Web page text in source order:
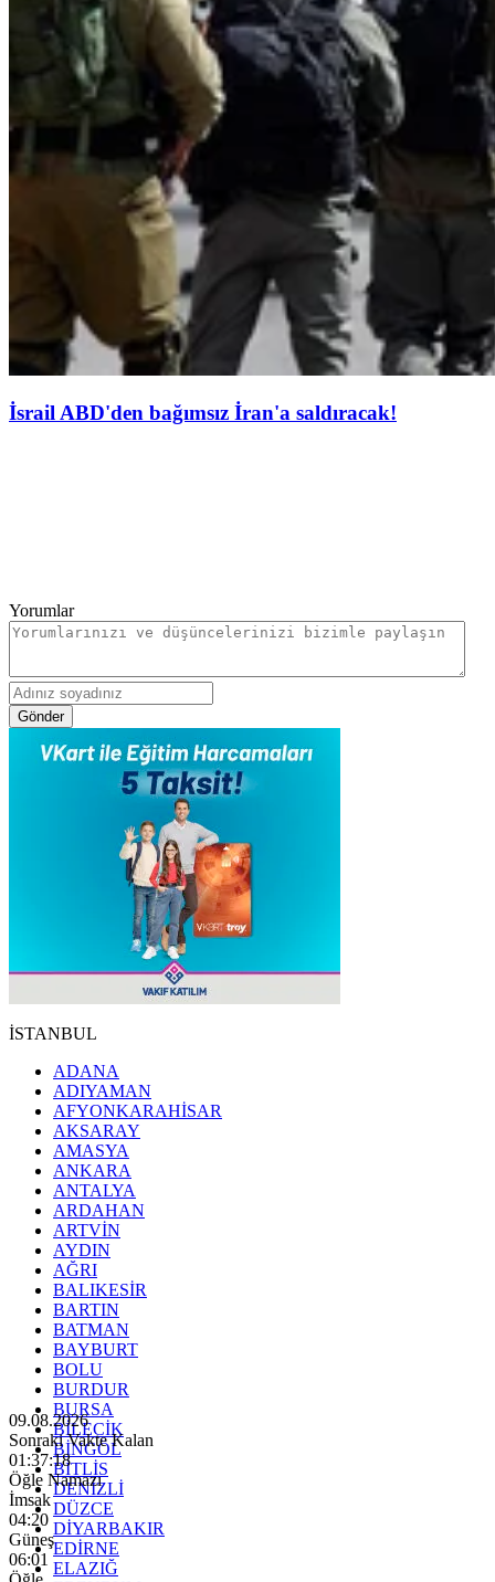
İsrail ABD'den bağımsız İran'a saldıracak!
Yorumlar
Gönder
İSTANBUL
ADANA
ADIYAMAN
AFYONKARAHİSAR
AKSARAY
AMASYA
ANKARA
ANTALYA
ARDAHAN
ARTVİN
AYDIN
AĞRI
BALIKESİR
BARTIN
BATMAN
BAYBURT
BOLU
BURDUR
BURSA
BİLECİK
BİNGÖL
BİTLİS
DENİZLİ
DÜZCE
DİYARBAKIR
EDİRNE
ELAZIĞ
09.08.2026
Sonraki Vakte Kalan
01:37:16
Öğle Namazı
İmsak
04:20
Güneş
06:01